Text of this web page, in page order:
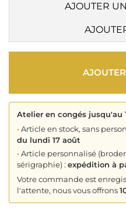
AJOUTER
Atelier en congés jusqu'au
•Article en stock, sans
du lundi 17 août
•Article personnalisé
sérigraphie) : expédition à
Votre commande est
l'attente, nous vous offrons